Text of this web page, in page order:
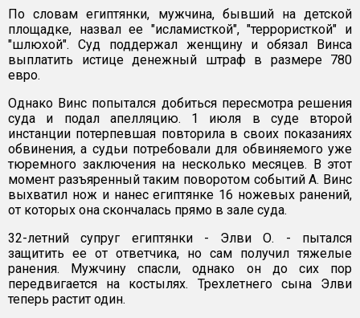
По словам египтянки, мужчина, бывший на детской
площадке, назвал ее "исламисткой", "террористкой" и
"шлюхой". Суд поддержал женщину и обязал Винса
выплатить истице денежный штраф в размере 780
евро.
Однако Винс попытался добиться пересмотра решения
суда и подал апелляцию. 1 июля в суде второй
инстанции потерпевшая повторила в своих показаниях
обвинения, а судьи потребовали для обвиняемого уже
тюремного заключения на несколько месяцев. В этот
момент разъяренный таким поворотом событий А. Винс
выхватил нож и нанес египтянке 16 ножевых ранений,
от которых она скончалась прямо в зале суда.
32-летний супруг египтянки - Элви О. - пытался
защитить ее от ответчика, но сам получил тяжелые
ранения. Мужчину спасли, однако он до сих пор
передвигается на костылях. Трехлетнего сына Элви
теперь растит один.